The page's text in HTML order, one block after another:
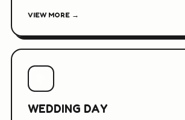
VIEW MORE →
WEDDING DAY